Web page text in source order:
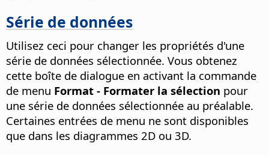
Série de données
Utilisez ceci pour changer les propriétés d'une
série de données sélectionnée. Vous obtenez
cette boîte de dialogue en activant la commande
de menu Format - Formater la sélection pour
une série de données sélectionnée au préalable.
Certaines entrées de menu ne sont disponibles
que dans les diagrammes 2D ou 3D.